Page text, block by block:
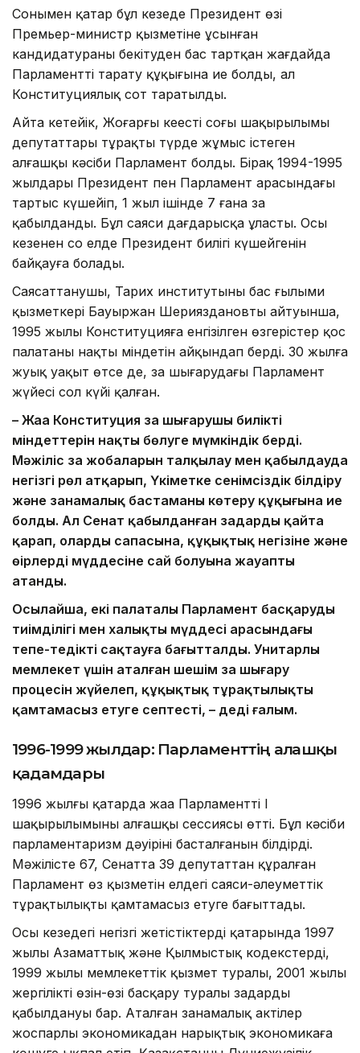
Сонымен қатар бұл кезеңде Президент өзі
Премьер-министр қызметіне ұсынған
кандидатураны бекітуден бас тартқан жағдайда
Парламентті тарату құқығына ие болды, ал
Конституциялық сот таратылды.
Айта кетейік, Жоғарғы кеңестің соңғы шақырылымы
депутаттары тұрақты түрде жұмыс істеген
алғашқы кәсіби Парламент болды. Бірақ 1994-1995
жылдары Президент пен Парламент арасындағы
тартыс күшейіп, 1 жыл ішінде 7 ғана заң
қабылданды. Бұл саяси дағдарысқа ұласты. Осы
кезеңнен соң елде Президент билігі күшейгенін
байқауға болады.
Саясаттанушы, Тарих институтының бас ғылыми
қызметкері Бауыржан Шерияздановтың айтуынша,
1995 жылы Конституцияға енгізілген өзгерістер қос
палатаның нақты міндетін айқындап берді. 30 жылға
жуық уақыт өтсе де, заң шығарудағы Парламент
жүйесі сол күйі қалған.
– Жаңа Конституция заң шығарушы биліктің
міндеттерін нақты бөлуге мүмкіндік берді.
Мәжіліс заң жобаларын талқылау мен қабылдауда
негізгі рөл атқарып, Үкіметке сенімсіздік білдіру
және заңнамалық бастаманы көтеру құқығына ие
болды. Ал Сенат қабылданған заңдарды қайта
қарап, олардың сапасына, құқықтық негізіне және
өңірлердің мүддесіне сай болуына жауапты
атанды.
Осылайша, екі палаталы Парламент басқарудың
тиімділігі мен халықтың мүддесі арасындағы
тепе-теңдікті сақтауға бағытталды. Унитарлы
мемлекет үшін аталған шешім заң шығару
процесін жүйелеп, құқықтық тұрақтылықты
қамтамасыз етуге септесті, – деді ғалым.
1996-1999 жылдар: Парламенттің алғашқы
қадамдары
1996 жылғы қаңтарда жаңа Парламенттің I
шақырылымының алғашқы сессиясы өтті. Бұл кәсіби
парламентаризм дәуірінің басталғанын білдірді.
Мәжілісте 67, Сенатта 39 депутаттан құралған
Парламент өз қызметін елдегі саяси-әлеуметтік
тұрақтылықты қамтамасыз етуге бағыттады.
Осы кезеңдегі негізгі жетістіктердің қатарында 1997
жылы Азаматтық және Қылмыстық кодекстердің,
1999 жылы мемлекеттік қызмет туралы, 2001 жылы
жергілікті өзін-өзі басқару туралы заңдардың
қабылдануы бар. Аталған заңнамалық актілер
жоспарлы экономикадан нарықтық экономикаға